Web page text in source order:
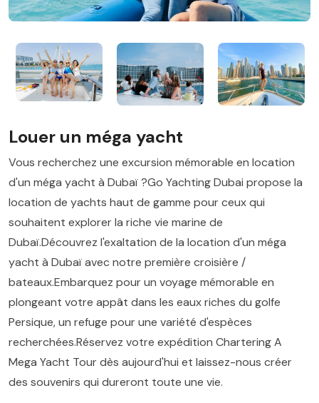
Louer un méga yacht
Vous recherchez une excursion mémorable en location
d'un méga yacht à Dubaï ?Go Yachting Dubai propose la
location de yachts haut de gamme pour ceux qui
souhaitent explorer la riche vie marine de
Dubaï.Découvrez l'exaltation de la location d'un méga
yacht à Dubaï avec notre première croisière /
bateaux.Embarquez pour un voyage mémorable en
plongeant votre appât dans les eaux riches du golfe
Persique, un refuge pour une variété d'espèces
recherchées.Réservez votre expédition Chartering A
Mega Yacht Tour dès aujourd'hui et laissez-nous créer
des souvenirs qui dureront toute une vie.